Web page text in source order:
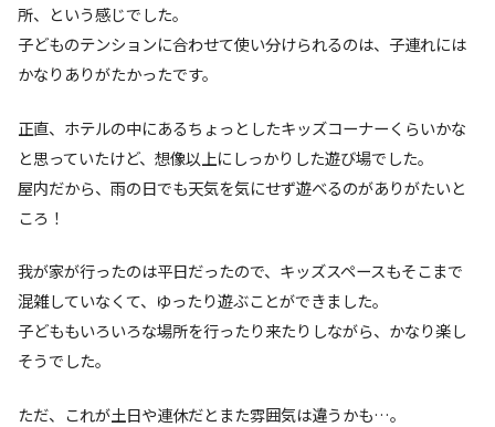
所、という感じでした。
子どものテンションに合わせて使い分けられるのは、子連れには
かなりありがたかったです。
正直、ホテルの中にあるちょっとしたキッズコーナーくらいかな
と思っていたけど、想像以上にしっかりした遊び場でした。
屋内だから、雨の日でも天気を気にせず遊べるのがありがたいと
ころ！
我が家が行ったのは平日だったので、キッズスペースもそこまで
混雑していなくて、ゆったり遊ぶことができました。
子どももいろいろな場所を行ったり来たりしながら、かなり楽し
そうでした。
ただ、これが土日や連休だとまた雰囲気は違うかも…。